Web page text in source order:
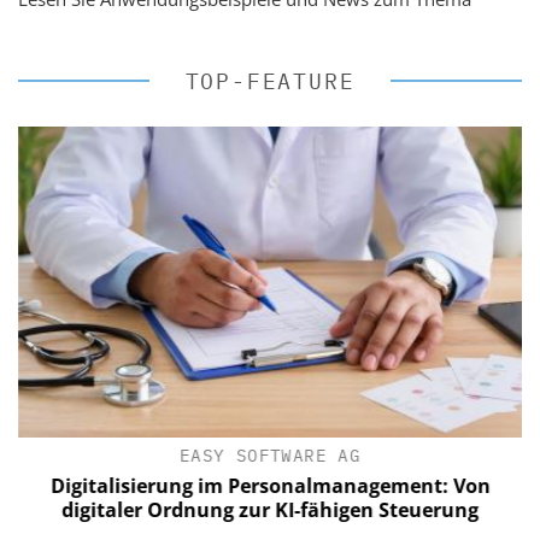
TOP-FEATURE
EASY SOFTWARE AG
Digitalisierung im Personalmanagement: Von
digitaler Ordnung zur KI-fähigen Steuerung